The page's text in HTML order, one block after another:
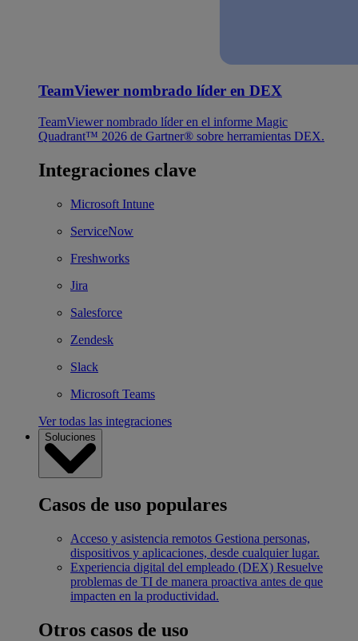
TeamViewer nombrado líder en DEX
TeamViewer nombrado líder en el informe Magic
Quadrant™ 2026 de Gartner® sobre herramientas DEX.
Integraciones clave
Microsoft Intune
ServiceNow
Freshworks
Jira
Salesforce
Zendesk
Slack
Microsoft Teams
Ver todas las integraciones
Soluciones
Casos de uso populares
Acceso y asistencia remotos Gestiona personas,
dispositivos y aplicaciones, desde cualquier lugar.
Experiencia digital del empleado (DEX) Resuelve
problemas de TI de manera proactiva antes de que
impacten en la productividad.
Otros casos de uso